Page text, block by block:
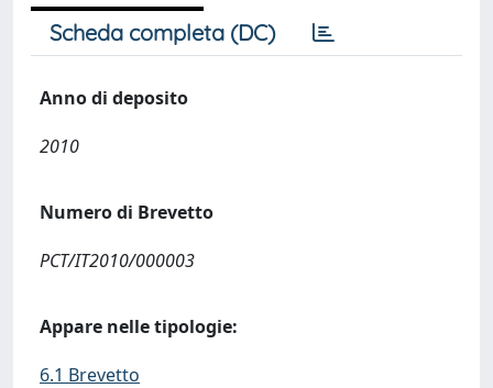
Scheda completa (DC)
Anno di deposito
2010
Numero di Brevetto
PCT/IT2010/000003
Appare nelle tipologie:
6.1 Brevetto